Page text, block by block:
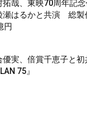
拓哉、東映70周年記
瀬はるかと共演 総製
円
優実、倍賞千恵子と初
75』